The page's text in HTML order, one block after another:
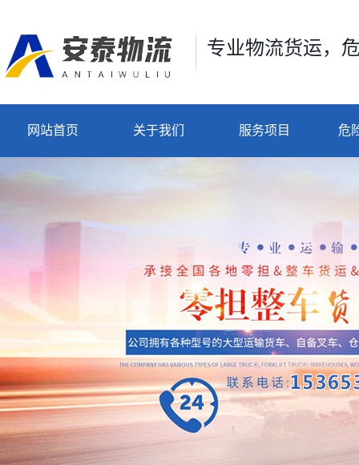
专业物流货运，
网站首页 关于我们 服务项目 危